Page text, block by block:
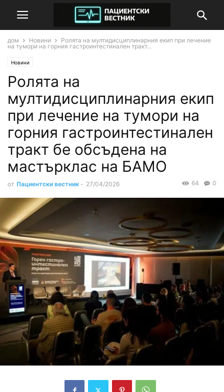
дом Новини
Ролята на мултидисциплинарния екип при лечение
на тумори на горния гастроинтестинален тракт...
Новини
Ролята на
мултидисциплинарния екип
при лечение на тумори на
горния гастроинтестинален
тракт бе обсъдена на
мастърклас на БАМО
от Пациентски вестник - 27/04/2026 0
64